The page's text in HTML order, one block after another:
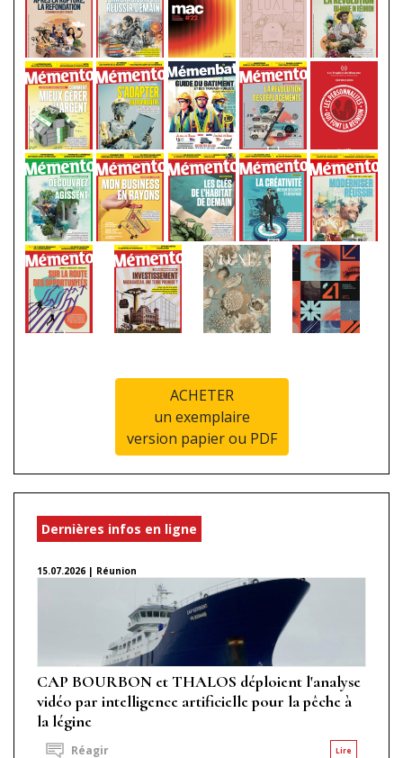
ACHETER
un exemplaire
version papier ou PDF
Dernières infos en ligne
15.07.2026 | Réunion
CAP BOURBON et THALOS déploient l'analyse
vidéo par intelligence artificielle pour la pêche à
la légine
Lire
Réagir